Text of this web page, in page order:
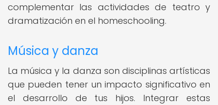
complementar las actividades de teatro y
dramatización en el homeschooling.
Música y danza
La música y la danza son disciplinas artísticas
que pueden tener un impacto significativo en
el desarrollo de tus hijos. Integrar estas